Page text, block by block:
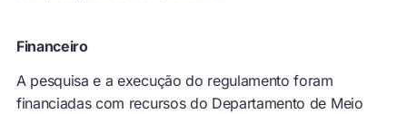
Financeiro
A pesquisa e a execução do regulamento foram
financiadas com recursos do Departamento de Meio